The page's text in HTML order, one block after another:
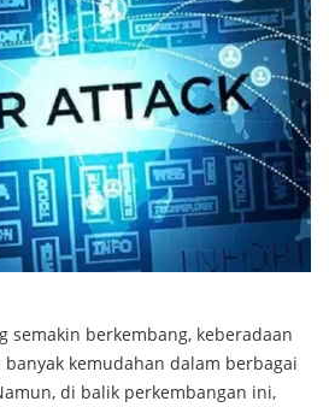
semakin berkembang, keberadaan
kemudahan dalam berbagai
di balik perkembangan ini,